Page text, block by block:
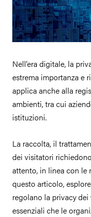
Nell’era digitale, la
estrema importanza e
applica anche alla
ambienti, tra cui
istituzioni.
La raccolta, il
dei visitatori
attento, in linea con le
questo articolo,
regolano la privacy
essenziali che le